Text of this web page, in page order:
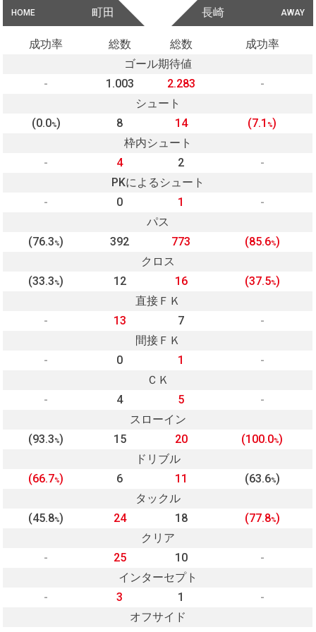
HOME 町田 AWAY
長崎
成功率 総数 総数
成功率
ゴール期待値
-
1.003 2.283
-
シュート
(0.0%) 8 14 (7.1%)
枠内シュート
-
4 2
-
PKによるシュート
-
0 1
-
パス
(76.3%) 392 773 (85.6%)
クロス
(33.3%) 12 16 (37.5%)
直接ＦＫ
-
13 7
-
間接ＦＫ
-
0 1
-
ＣＫ
-
4 5
-
スローイン
(93.3%) 15 20 (100.0%)
ドリブル
(66.7%) 6 11 (63.6%)
タックル
(45.8%) 24 18 (77.8%)
クリア
-
25 10
-
インターセプト
-
3 1
-
オフサイド